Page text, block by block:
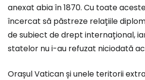
anexat abia în 1870. Cu toate
încercat să păstreze relațiile
de subiect de drept internațional,
statelor nu i-au refuzat niciodată
Orașul Vatican și unele teritorii